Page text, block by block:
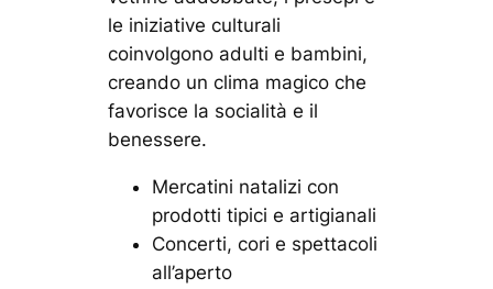
le iniziative culturali
coinvolgono adulti e bambini,
creando un clima magico che
favorisce la socialità e il
benessere.
Mercatini natalizi con
prodotti tipici e artigianali
Concerti, cori e spettacoli
all’aperto